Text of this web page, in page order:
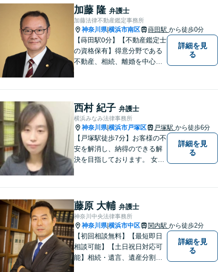
も」【夜間・休日面談可】【電
話相談対応】
加藤 隆 弁護士
加藤法律不動産鑑定事務所
神奈川県|横浜市南区 蒔田駅 から徒歩0分
【蒔田駅0分】【不動産鑑定士
の資格保有】得意分野である
不動産、相続、離婚を中心に
り添った弁護活動を目指しま
す。 お困りの方はぜひご相談
ください。
詳細を見
る
西村 紀子 弁護士
横浜みなみ法律事務所
神奈川県|横浜市戸塚区 戸塚駅 から徒歩6分
【戸塚駅徒歩7分】お客様の不
安を解消し、納得のできる解
決を目指しております。 女性
は、離婚/相続/不動産・建築/
交通事故/消費者被害等です。
お気軽にご相談ください。
詳細を見
る
藤原 大輔 弁護士
神奈川中央法律事務所
神奈川県|横浜市中区 関内駅 から徒歩2分
【初回相談無料】【最短即日
相談可能】【土日祝日対応可
能】相続・遺言、遺産分割、
詳細を見
る